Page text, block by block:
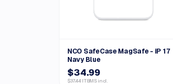
NCO SafeCase MagSafe - iP 17
Navy Blue
$34.99
$37.44 ITBMS incl.